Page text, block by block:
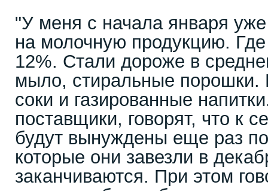
"У меня с начала января
на молочную продукцию.
12%. Стали дороже в
мыло, стиральные порошки.
соки и газированные
поставщики, говорят, что к
будут вынуждены еще раз
которые они завезли в
заканчиваются. При этом